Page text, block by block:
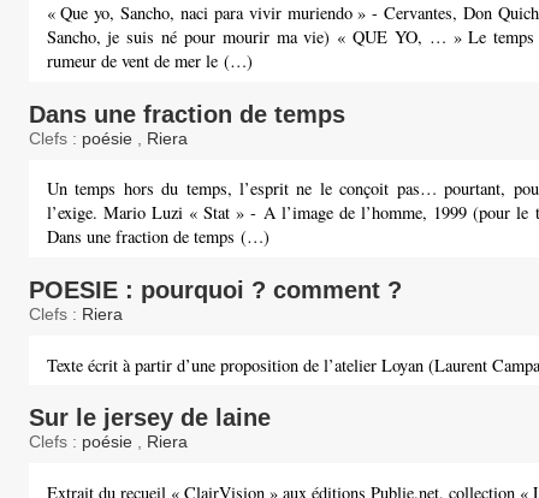
« Que yo, Sancho, naci para vivir muriendo » - Cervantes, Don
Sancho, je suis né pour mourir ma vie) « QUE YO, … » Le temps
rumeur de vent de mer le (…)
Dans une fraction de temps
Clefs : poésie Riera
Un temps hors du temps, l’esprit ne le conçoit pas… pourtant,
l’exige. Mario Luzi « Stat » - A l’image de l’homme, 1999 (pour le
Dans une fraction de temps (…)
POESIE : pourquoi ? comment ?
Clefs : Riera
Texte écrit à partir d’une proposition de l’atelier Loyan (Laurent
Sur le jersey de laine
Clefs : poésie , Riera
Extrait du recueil « ClairVision » aux éditions Publie.net, collection «